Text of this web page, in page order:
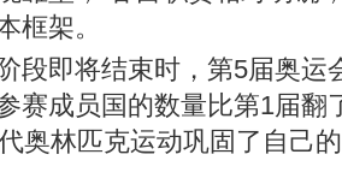
框架。
即将结束时，第5届奥运
赛成员国的数量比第1届翻
奥林匹克运动巩固了自己